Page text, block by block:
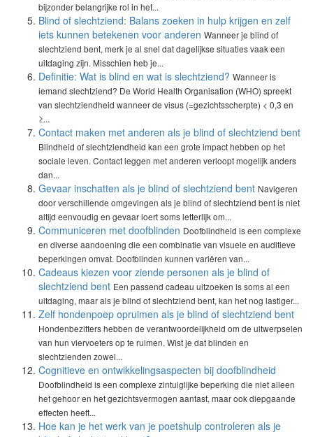
bijzonder belangrijke rol in het...
Blind of slechtziend: Balans zoeken in hulp krijgen en zelf
iets kunnen betekenen voor anderen Wanneer je blind of
slechtziend bent, merk je al snel dat dagelijkse situaties vaak een
uitdaging zijn. Misschien heb je...
Definitie: Wat is blind en wat is slechtziend? Wanneer is
iemand slechtziend? De World Health Organisation (WHO) spreekt
van slechtziendheid wanneer de visus (=gezichtsscherpte) < 0,3 en
≥...
Contact maken met anderen als je blind of slechtziend bent
Blindheid of slechtziendheid kan een grote impact hebben op het
sociale leven. Contact leggen met anderen verloopt mogelijk anders
dan...
Gevaar inschatten als je blind of slechtziend bent Navigeren
door verschillende omgevingen als je blind of slechtziend bent is niet
altijd eenvoudig en gevaar loert soms letterlijk om...
Communiceren met doofblinden Doofblindheid is een complexe
en diverse aandoening die een combinatie van visuele en auditieve
beperkingen omvat. Doofblinden kunnen variëren van...
Cadeaus kiezen voor ziende personen als je blind of
slechtziend bent Een passend cadeau uitzoeken is soms al een
uitdaging, maar als je blind of slechtziend bent, kan het nog lastiger...
Zelf hondenpoep opruimen als je blind of slechtziend bent
Hondenbezitters hebben de verantwoordelijkheid om de uitwerpselen
van hun viervoeters op te ruimen. Wist je dat blinden en
slechtzienden zowel...
Cognitieve en ontwikkelingsaspecten bij doofblindheid
Doofblindheid is een complexe zintuiglijke beperking die niet alleen
het gehoor en het gezichtsvermogen aantast, maar ook diepgaande
effecten heeft...
Hoe kan je het werk van je poetshulp controleren als je